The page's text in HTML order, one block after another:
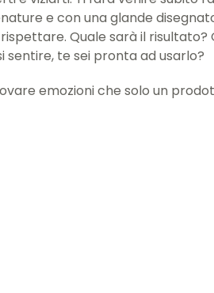
e con una glande
Quale sarà il risultato?
sentire, te sei pronta ad usarlo?
emozioni che solo un